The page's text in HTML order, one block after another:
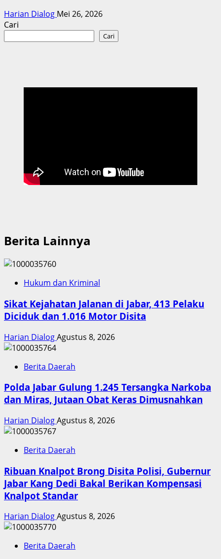
Harian Dialog Mei 26, 2026
Cari
Cari
Berita Lainnya
Hukum dan Kriminal
Sikat Kejahatan Jalanan di Jabar, 413 Pelaku
Diciduk dan 1.016 Motor Disita
Harian DialogAgustus 8, 2026
Berita Daerah
Polda Jabar Gulung 1.245 Tersangka Narkoba
dan Miras, Jutaan Obat Keras Dimusnahkan
Harian DialogAgustus 8, 2026
Berita Daerah
Ribuan Knalpot Brong Disita Polisi, Gubernur
Jabar Kang Dedi Bakal Berikan Kompensasi
Knalpot Standar
Harian DialogAgustus 8, 2026
Berita Daerah